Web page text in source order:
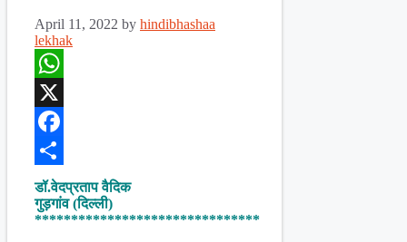
April 11, 2022 by hindibhashaa
lekhak
WhatsApp
X
Facebook
Share
डॉ.वेदप्रताप वैदिक
गुड़गांव (दिल्ली)
*******************************